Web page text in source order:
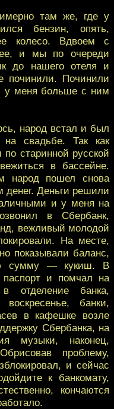
там же, где у
бензин, опять,
колесо. Вдвоем с
и мы по очереди
до нашего отеля и
починили. Починили
у меня больше с ним
народ встал и был
на свадьбе. Так как
старинной русской
в бассейне.
народ пошел снова
денег. Деньги решили
и у меня на
в Сбербанк,
вежливый молодой
На месте,
показывали баланс,
сумму — кукиш. В
и помчал на
отделение банка,
банки,
в кафешке возле
Сбербанка, на
музыки, наконец,
проблему,
и сейчас
к банкомату,
кончаются